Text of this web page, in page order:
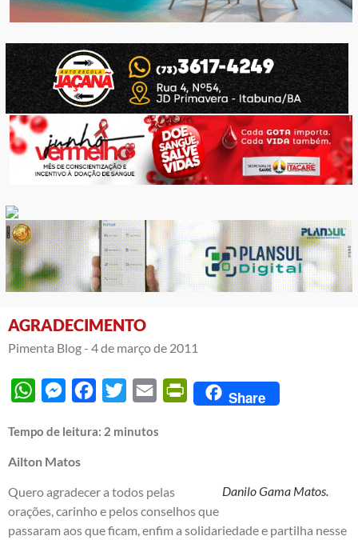
AGRADECIMENTO
Pimenta Blog - 4 de março de 2011
WhatsAppMessengerFacebook
Twitter Email PrintFriendly
Share
Tempo de leitura: 2 minutos
Ailton Matos
Danilo Gama Matos.
Quero agradecer a todos pelas
orações, carinho e pelos conselhos que
passaram aos que ficam, enfim a solidariedade e partilha nesse